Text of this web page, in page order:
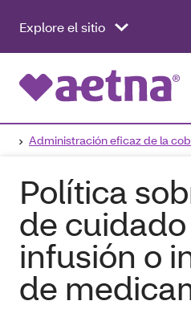
Explore el sitio
Administración eficaz de la
Política
de
infusión o
de